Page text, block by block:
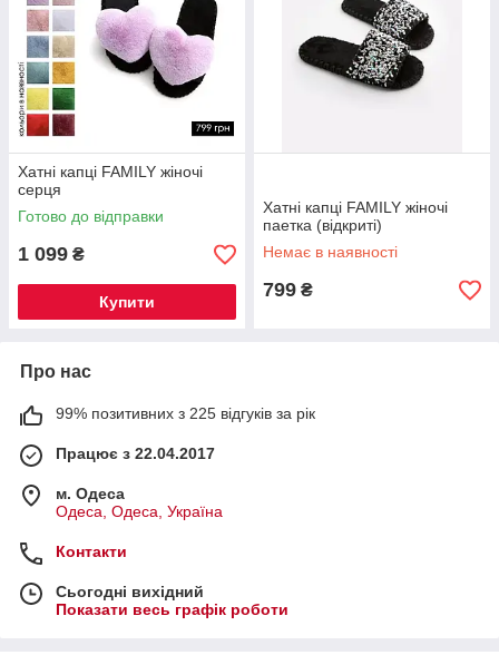
Хатні капці FAMILY жіночі
серця
Готово до відправки
1 099 ₴
Купити
Хатні капці FAMILY жіночі
паетка (відкриті)
Немає в наявності
799 ₴
Про нас
99% позитивних з 225 відгуків за рік
Працює з 22.04.2017
м. Одеса
Одеса, Одеса, Україна
Контакти
Сьогодні вихідний
Показати весь графік роботи